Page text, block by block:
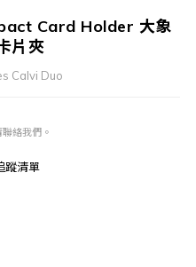
Card Holder 大象
片夾
Calvi Duo
絡我們。
蹤清單